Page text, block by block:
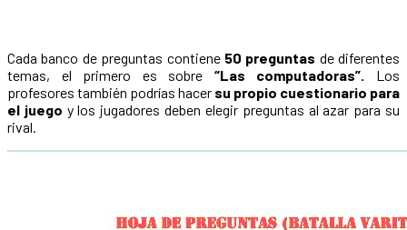
Cada banco de preguntas contiene 50 preguntas de diferentes
temas, el primero es sobre “Las computadoras”. Los
profesores también podrías hacer su propio cuestionario para
el juego y los jugadores deben elegir preguntas al azar para su
rival.